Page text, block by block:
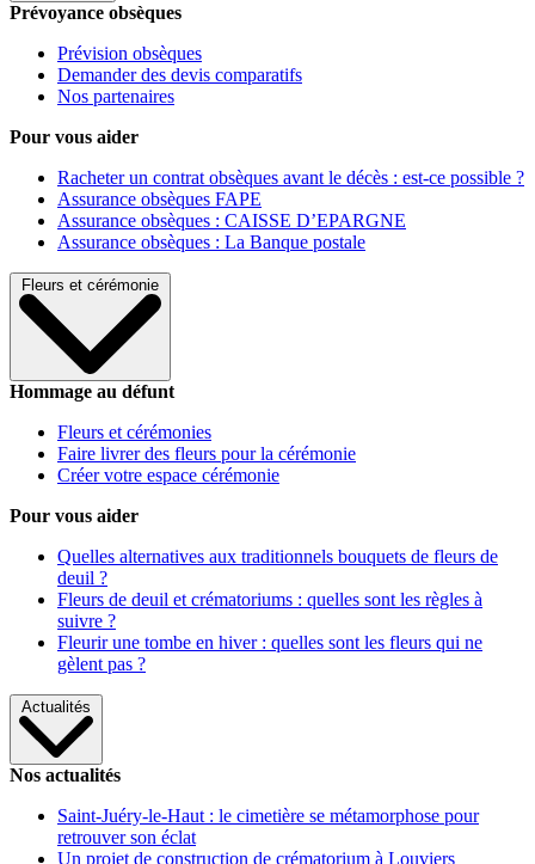
Prévoyance obsèques
Prévision obsèques
Demander des devis comparatifs
Nos partenaires
Pour vous aider
Racheter un contrat obsèques avant le décès : est-ce possible ?
Assurance obsèques FAPE
Assurance obsèques : CAISSE D’EPARGNE
Assurance obsèques : La Banque postale
Fleurs et cérémonie
Hommage au défunt
Fleurs et cérémonies
Faire livrer des fleurs pour la cérémonie
Créer votre espace cérémonie
Pour vous aider
Quelles alternatives aux traditionnels bouquets de fleurs de
deuil ?
Fleurs de deuil et crématoriums : quelles sont les règles à
suivre ?
Fleurir une tombe en hiver : quelles sont les fleurs qui ne
gèlent pas ?
Actualités
Nos actualités
Saint-Juéry-le-Haut : le cimetière se métamorphose pour
retrouver son éclat
Un projet de construction de crématorium à Louviers